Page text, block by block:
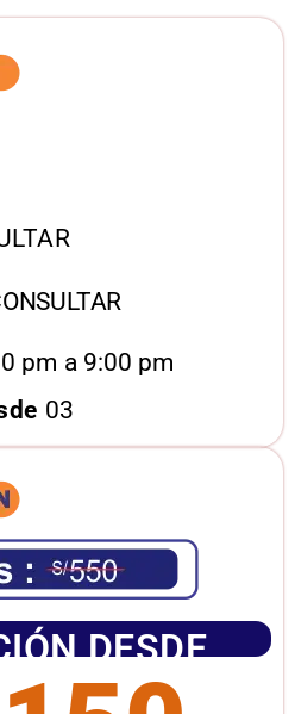
pm a 9:00 pm
03
DESDE